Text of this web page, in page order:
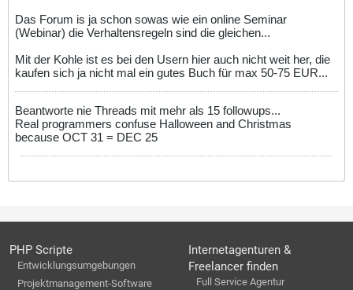
Das Forum is ja schon sowas wie ein online Seminar
(Webinar) die Verhaltensregeln sind die gleichen...
Mit der Kohle ist es bei den Usern hier auch nicht weit her, die
kaufen sich ja nicht mal ein gutes Buch für max 50-75 EUR...
Beantworte nie Threads mit mehr als 15 followups...
Real programmers confuse Halloween and Christmas
because OCT 31 = DEC 25
PHP Scripte
Entwicklungsumgebungen
Projektmanagement-Software
Internetagenturen &
Freelancer finden
Full Service Agentur